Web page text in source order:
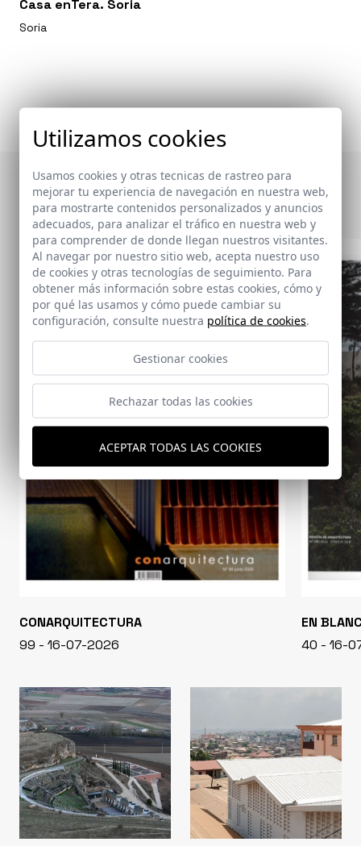
Casa enTera. Soria
Soria
Otras publicaciones
CONARQUITECTURA
99 - 16-07-2026
EN
40 - 16-
Utilizamos cookies
Usamos cookies y otras tecnicas de rastreo para
mejorar tu experiencia de navegación en nuestra web,
para mostrarte contenidos personalizados y anuncios
adecuados, para analizar el tráfico en nuestra web y
para comprender de donde llegan nuestros visitantes.
Al navegar por nuestro sitio web, acepta nuestro uso
de cookies y otras tecnologías de seguimiento. Para
obtener más información sobre estas cookies, cómo y
por qué las usamos y cómo puede cambiar su
configuración, consulte nuestra política de cookies.
Gestionar cookies
Rechazar todas las cookies
ACEPTAR TODAS LAS COOKIES